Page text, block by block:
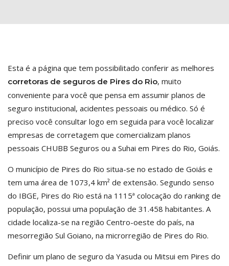
Esta é a página que tem possibilitado conferir as melhores
corretoras de seguros de Pires do Rio, muito
conveniente para você que pensa em assumir planos de
seguro institucional, acidentes pessoais ou médico. Só é
preciso você consultar logo em seguida para você localizar
empresas de corretagem que comercializam planos
pessoais CHUBB Seguros ou a Suhai em Pires do Rio, Goiás.
O município de Pires do Rio situa-se no estado de Goiás e
tem uma área de 1073,4 km² de extensão. Segundo senso
do IBGE, Pires do Rio está na 1115ª colocação do ranking de
população, possui uma população de 31.458 habitantes. A
cidade localiza-se na região Centro-oeste do país, na
mesorregião Sul Goiano, na microrregião de Pires do Rio.
Definir um plano de seguro da Yasuda ou Mitsui em Pires do